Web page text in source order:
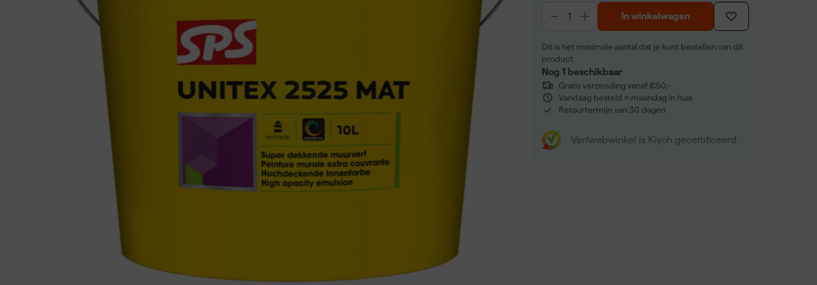
In winkelwagen
Dit is het maximale aantal dat je kunt bestellen van dit
product.
Nog 1 beschikbaar
Gratis verzending vanaf €50,-
Vandaag besteld = maandag in huis
Retourtermijn van 30 dagen
Verfwebwinkel is Kiyoh gecertificeerd